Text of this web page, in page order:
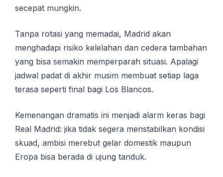
secepat mungkin.
Tanpa rotasi yang memadai, Madrid akan
menghadapi risiko kelelahan dan cedera tambahan
yang bisa semakin memperparah situasi. Apalagi
jadwal padat di akhir musim membuat setiap laga
terasa seperti final bagi Los Blancos.
Kemenangan dramatis ini menjadi alarm keras bagi
Real Madrid: jika tidak segera menstabilkan kondisi
skuad, ambisi merebut gelar domestik maupun
Eropa bisa berada di ujung tanduk.